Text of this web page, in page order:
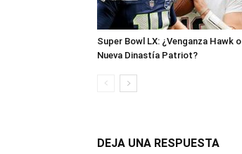
Super Bowl LX: ¿Venganza Hawk o
Nueva Dinastía Patriot?
DEJA UNA RESPUESTA